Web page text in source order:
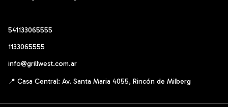
541133065555
1133065555
info@grillwest.com.ar